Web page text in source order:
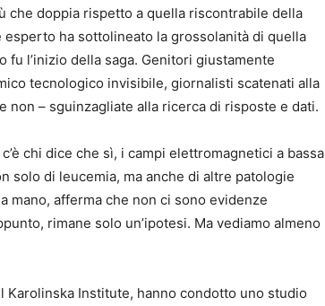
doppia rispetto a quella riscontrabile della
ha sottolineato la grossolanità di quella
l’inizio della saga. Genitori giustamente
tecnologico invisibile, giornalisti scatenati alla
non – sguinzagliate alla ricerca di risposte e dati.
chi dice che sì, i campi elettromagnetici a bassa
solo di leucemia, ma anche di altre patologie
mano, afferma che non ci sono evidenze
rimane solo un’ipotesi. Ma vediamo almeno
Institute, hanno condotto uno studio